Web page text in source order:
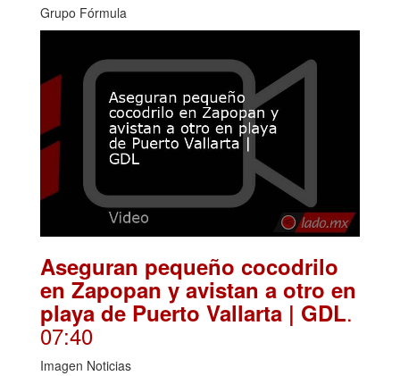
Grupo Fórmula
Aseguran pequeño cocodrilo
en Zapopan y avistan a otro en
playa de Puerto Vallarta | GDL.
07:40
Imagen Noticias